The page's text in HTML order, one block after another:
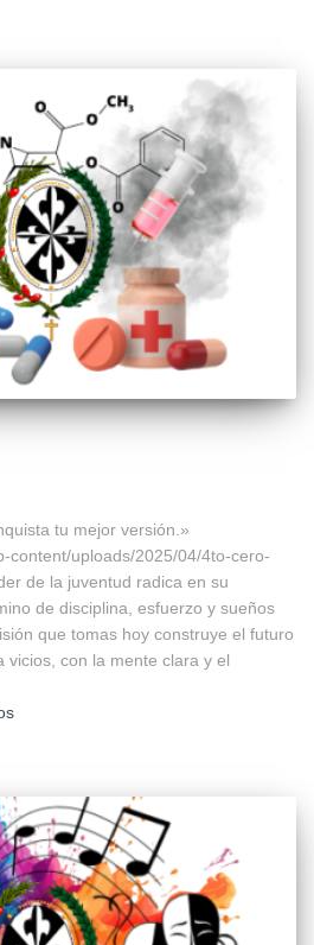
tu mejor versión.»
content/uploads/2025/04/4to-cero-
de la juventud radica en su
de disciplina, esfuerzo y sueños
que tomas hoy construye el futuro
vicios, con la mente clara y el